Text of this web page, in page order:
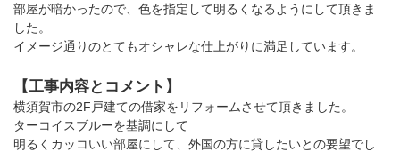
部屋が暗かったので、色を指定して明るくなるようにして頂きま
した。
イメージ通りのとてもオシャレな仕上がりに満足しています。
【工事内容とコメント】
横須賀市の2F戸建ての借家をリフォームさせて頂きました。
ターコイスブルーを基調にして
明るくカッコいい部屋にして、外国の方に貸したいとの要望でし